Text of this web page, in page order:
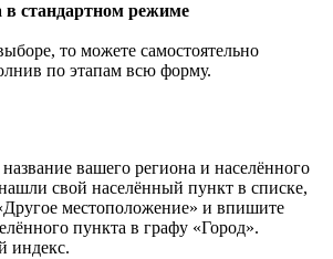
в стандартном режиме
то можете самостоятельно
по этапам всю форму.
вашего региона и населённого
свой населённый пункт в списке,
местоположение» и впишите
пункта в графу «Город».
индекс.